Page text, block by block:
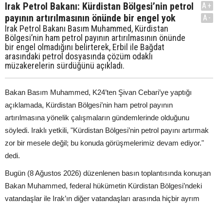
Irak Petrol Bakanı: Kürdistan Bölgesi’nin petrol
payının artırılmasının önünde bir engel yok
Irak Petrol Bakanı Basım Muhammed, Kürdistan
Bölgesi’nin ham petrol payının artırılmasının önünde
bir engel olmadığını belirterek, Erbil ile Bağdat
arasındaki petrol dosyasında çözüm odaklı
müzakerelerin sürdüğünü açıkladı.
A+
A-
Bakan Basım Muhammed, K24’ten Şivan Cebari’ye yaptığı
açıklamada, Kürdistan Bölgesi’nin ham petrol payının
artırılmasına yönelik çalışmaların gündemlerinde olduğunu
söyledi. Iraklı yetkili, "Kürdistan Bölgesi’nin petrol payını artırmak
zor bir mesele değil; bu konuda görüşmelerimiz devam ediyor."
dedi.
Bugün (8 Ağustos 2026) düzenlenen basın toplantısında konuşan
Bakan Muhammed, federal hükümetin Kürdistan Bölgesi’ndeki
vatandaşlar ile Irak’ın diğer vatandaşları arasında hiçbir ayrım